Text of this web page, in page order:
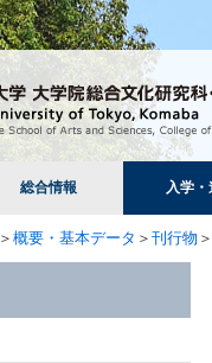
総合情報 入学
＞ 概要・基本データ ＞ 刊行物 ＞